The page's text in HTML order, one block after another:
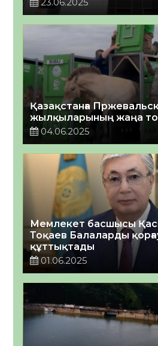
Қазақстанға
жылқыларының жаңа
04.06.2025
Мемлекет басшысы
Тоқаев Балаларды
құттықтады
01.06.2025